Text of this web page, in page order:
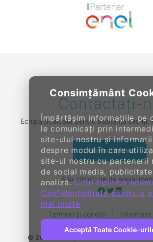
Consimțământ
Împărtășim informațiile pe
le comunicați prin
site-ului nostru și informații
despre modul în care
site-ul nostru cu partenerii
de social media,
analiză.Citiți Politica
Confidențialitate pentru a
mai multe
Acceptă Toate Cookie-
Contactați-
Echipă dedicată pentru asistență clienți.
Contactați-ne
Sau urmați-ne pe social
Termeni și condiții Informare
© 2014- 2026, KENDALL